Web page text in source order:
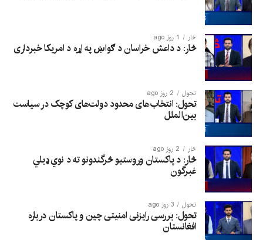
څار 1 روز ago
څار: د داعش خراسان د ګواښ په اړه د امریکا خبرداری
تحول 2 روز ago
تحول: انتخاب‌های محدود دولت‌های کوچک در سیاست
بین‌الملل
څار 2 روز ago
څار: د پاکستان وروستیو څرگندونو ته د نوي ډیلي
غبرگون
تحول 3 روز ago
تحول: بررسی رایزنی امنیتی چین و پاکستان درباره
افغانستان